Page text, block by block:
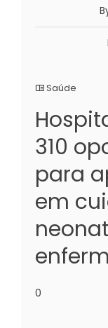
Saúde
310
para
em
0